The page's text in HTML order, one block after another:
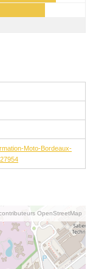
Moto-Bordeaux-
OpenStreetMap